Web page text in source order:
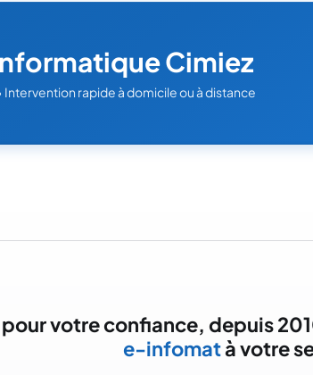
Cimiez
Intervention rapide à domicile ou à distance
votre confiance, depuis
e-infomatà votre